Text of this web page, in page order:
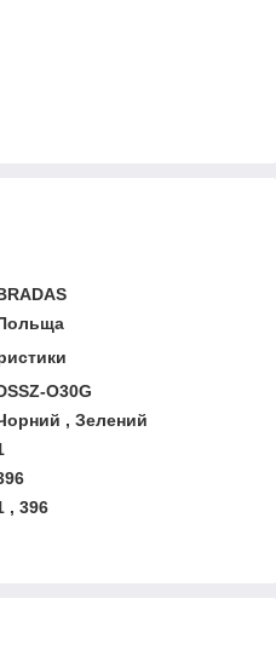
O30G
, Зелений
, 396